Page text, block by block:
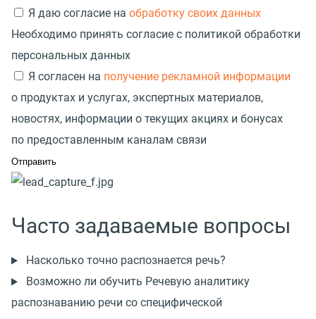
Я даю согласие на обработку своих данных
Необходимо принять согласие с политикой обработки
персональных данных
Я согласен на получение рекламной информации
о продуктах и услугах, экспертных материалов,
новостях, информации о текущих акциях и бонусах
по предоставленным каналам связи
Часто задаваемые вопросы
Насколько точно распознается речь?
Возможно ли обучить Речевую аналитику
распознаванию речи со специфической